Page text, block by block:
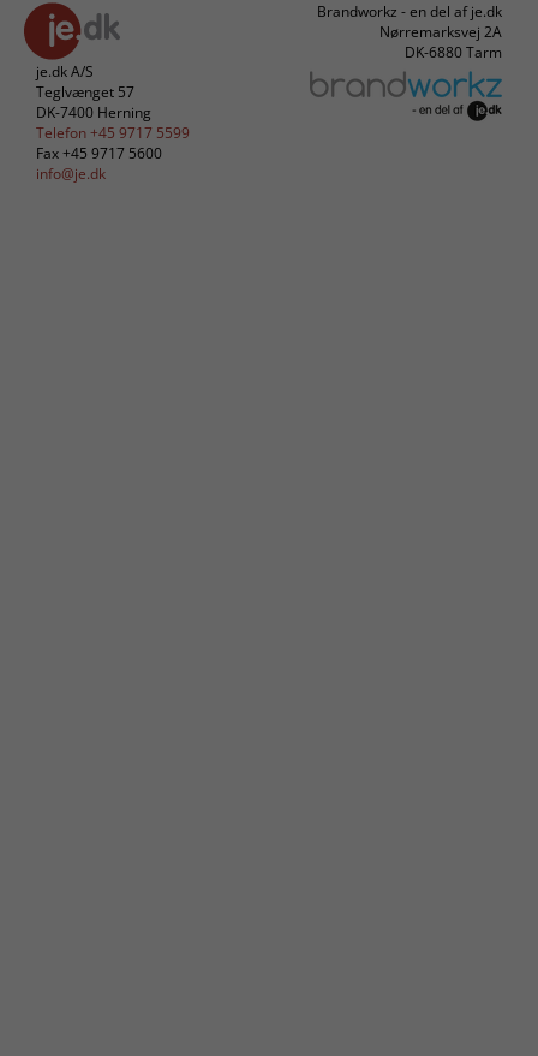
je.dk A/S
Teglvænget 57
DK-7400 Herning
Telefon +45 9717 5599
Fax +45 9717 5600
info@je.dk
Brandworkz - en del af je.dk
Nørremarksvej 2A
DK-6880 Tarm